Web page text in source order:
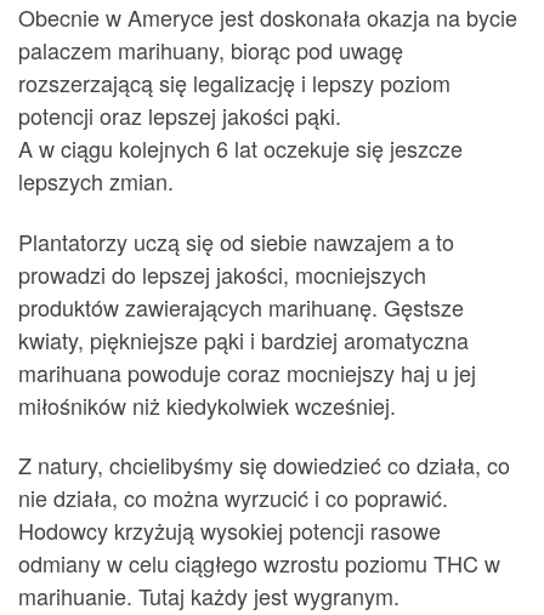
Obecnie w Ameryce jest doskonała okazja na bycie
palaczem marihuany, biorąc pod uwagę
rozszerzającą się legalizację i lepszy poziom
potencji oraz lepszej jakości pąki.
A w ciągu kolejnych 6 lat oczekuje się jeszcze
lepszych zmian.
Plantatorzy uczą się od siebie nawzajem a to
prowadzi do lepszej jakości, mocniejszych
produktów zawierających marihuanę. Gęstsze
kwiaty, piękniejsze pąki i bardziej aromatyczna
marihuana powoduje coraz mocniejszy haj u jej
miłośników niż kiedykolwiek wcześniej.
Z natury, chcielibyśmy się dowiedzieć co działa, co
nie działa, co można wyrzucić i co poprawić.
Hodowcy krzyżują wysokiej potencji rasowe
odmiany w celu ciągłego wzrostu poziomu THC w
marihuanie. Tutaj każdy jest wygranym.